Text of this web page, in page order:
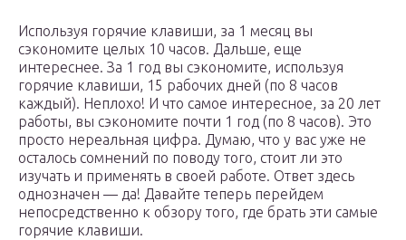
Используя горячие клавиши, за 1 месяц вы
сэкономите целых 10 часов. Дальше, еще
интереснее. За 1 год вы сэкономите, используя
горячие клавиши, 15 рабочих дней (по 8 часов
каждый). Неплохо! И что самое интересное, за 20 лет
работы, вы сэкономите почти 1 год (по 8 часов). Это
просто нереальная цифра. Думаю, что у вас уже не
осталось сомнений по поводу того, стоит ли это
изучать и применять в своей работе. Ответ здесь
однозначен — да! Давайте теперь перейдем
непосредственно к обзору того, где брать эти самые
горячие клавиши.